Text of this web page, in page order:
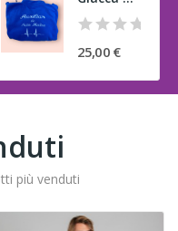
25,00 €
più venduti